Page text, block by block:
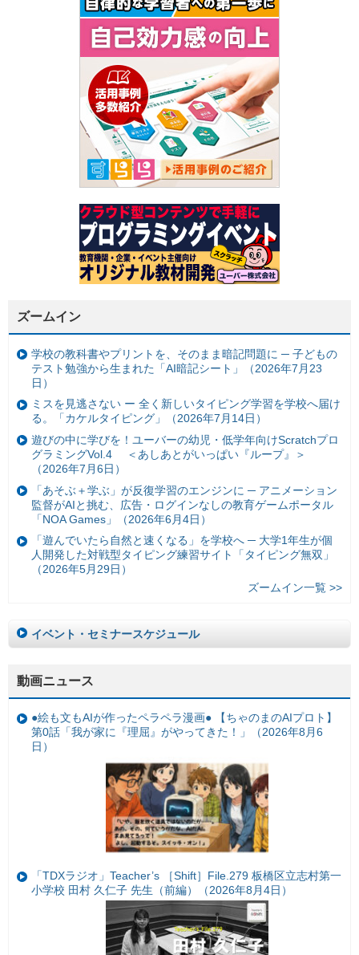
ズームイン
学校の教科書やプリントを、そのまま暗記問題に ─ 子どもの
テスト勉強から生まれた「AI暗記シート」（2026年7月23
日）
ミスを見逃さない ー 全く新しいタイピング学習を学校へ届け
る。「カケルタイピング」（2026年7月14日）
遊びの中に学びを！ユーバーの幼児・低学年向けScratchプロ
グラミングVol.4 ＜あしあとがいっぱい『ループ』＞
（2026年7月6日）
「あそぶ＋学ぶ」が反復学習のエンジンに ─ アニメーション
監督がAIと挑む、広告・ログインなしの教育ゲームポータル
「NOA Games」（2026年6月4日）
「遊んでいたら自然と速くなる」を学校へ ─ 大学1年生が個
人開発した対戦型タイピング練習サイト「タイピング無双」
（2026年5月29日）
ズームイン一覧 >>
イベント・セミナースケジュール
動画ニュース
●絵も文もAIが作ったペラペラ漫画● 【ちゃのまのAIプロト】
第0話「我が家に『理屈』がやってきた！」（2026年8月6
日）
「TDXラジオ」Teacher’s ［Shift］File.279 板橋区立志村第一
小学校 田村 久仁子 先生（前編）（2026年8月4日）